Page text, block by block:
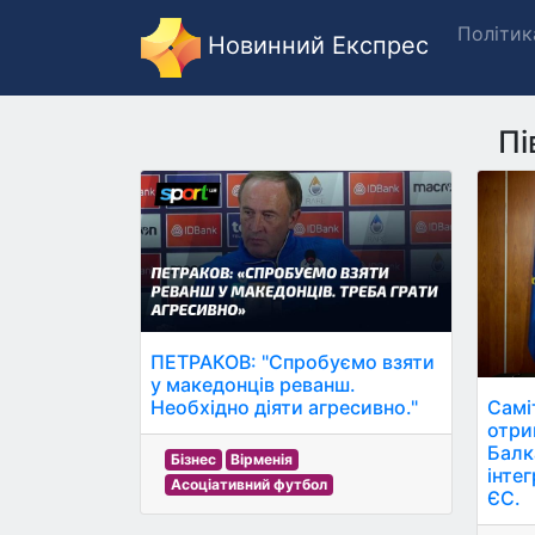
Новинний Експрес
ПЕТРАКОВ: "Спробуємо взяти
у македонців реванш.
Необхідно діяти агресивно."
Бізнес
Вірменія
Асоціативний футбол
ЄС.